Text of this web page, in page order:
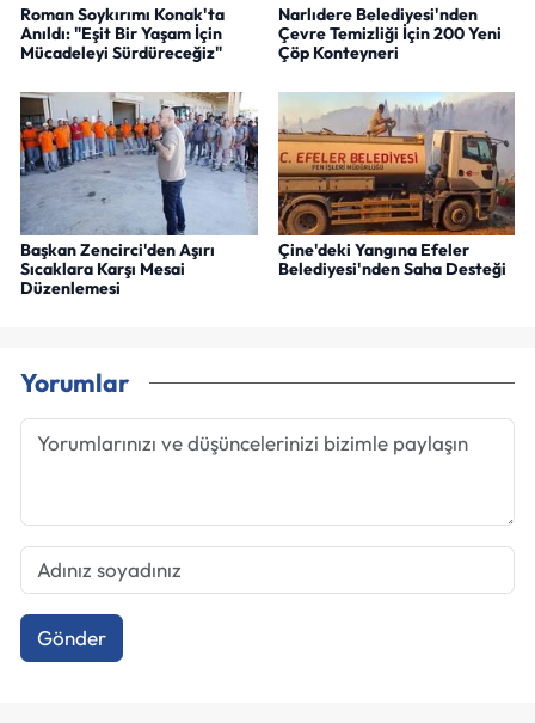
Roman Soykırımı Konak'ta
Anıldı: "Eşit Bir Yaşam İçin
Mücadeleyi Sürdüreceğiz"
Narlıdere Belediyesi'nden
Çevre Temizliği İçin 200 Yeni
Çöp Konteyneri
Başkan Zencirci'den Aşırı
Sıcaklara Karşı Mesai
Düzenlemesi
Çine'deki Yangına Efeler
Belediyesi'nden Saha Desteği
Yorumlar
Gönder